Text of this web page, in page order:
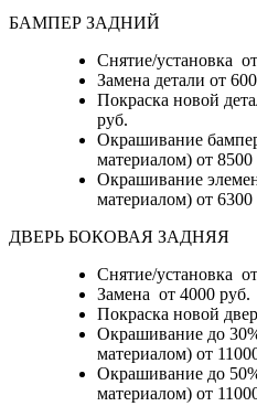
БАМПЕР ЗАДНИЙ
Снятие/установка
Замена детали от
Покраска новой
руб.
Окрашивание
материалом) от 8500
Окрашивание
материалом) от 6300
ДВЕРЬ БОКОВАЯ ЗАДНЯЯ
Снятие/установка
Замена от 4000 руб.
Покраска новой
Окрашивание до
материалом) от
Окрашивание до
материалом) от